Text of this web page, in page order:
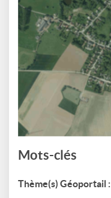
Mots-clés
Thème(s) Géoportail :